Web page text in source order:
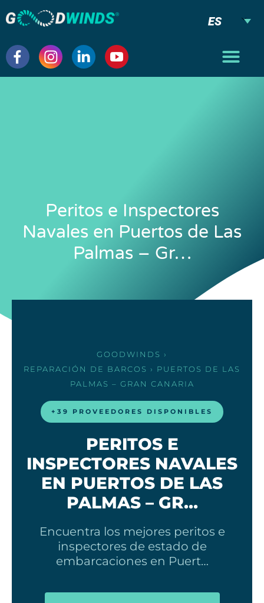
ES
Peritos e Inspectores
Navales en Puertos de Las
Palmas – Gr…
GOODWINDS ›
REPARACIÓN DE BARCOS › PUERTOS DE LAS
PALMAS – GRAN CANARIA
+39 PROVEEDORES DISPONIBLES
PERITOS E
INSPECTORES NAVALES
EN PUERTOS DE LAS
PALMAS – GR…
Encuentra los mejores peritos e
inspectores de estado de
embarcaciones en Puert…